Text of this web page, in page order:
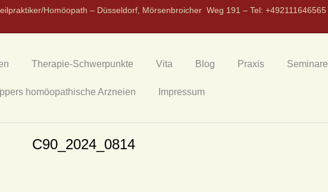
Homöopath – Düsseldorf, Mörsenbroicher Weg 191 – Tel: +492111646565
Therapie-Schwerpunkte Vita Blog Praxis Seminare
homöopathische Arzneien Impressum
C90_2024_0814